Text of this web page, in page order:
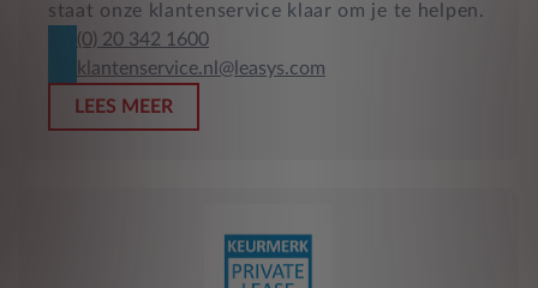
staat onze klantenservice klaar om je te helpen.
(0) 20 342 1600
klantenservice.nl@leasys.com
LEES MEER